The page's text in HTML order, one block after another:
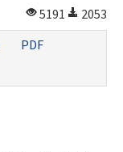
5191
2053
PDF